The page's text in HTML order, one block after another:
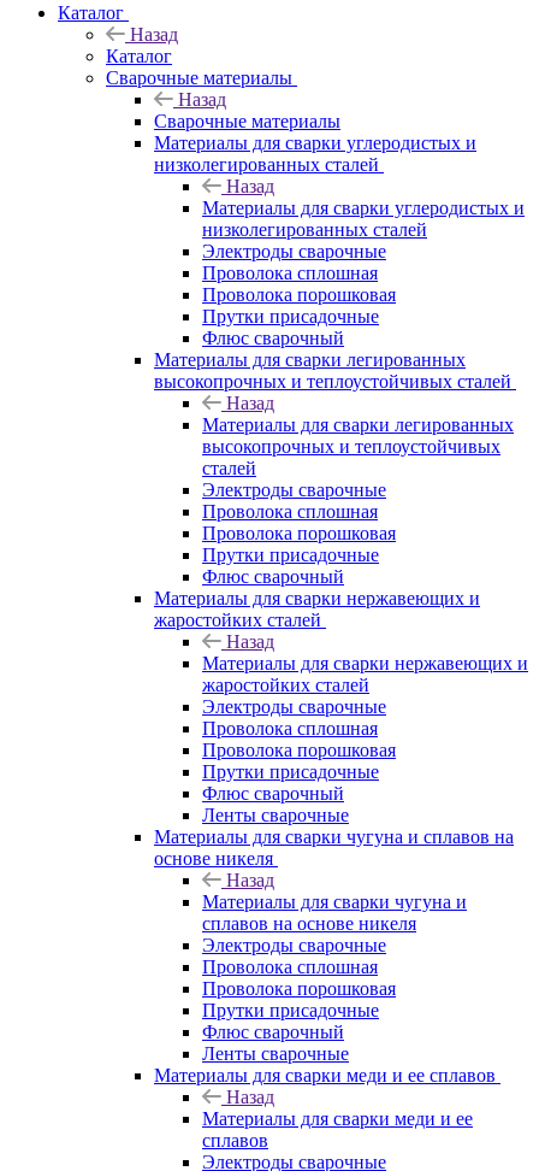
Каталог
Назад
Каталог
Сварочные материалы
Назад
Сварочные материалы
Материалы для сварки углеродистых и
низколегированных сталей
Назад
Материалы для сварки углеродистых и
низколегированных сталей
Электроды сварочные
Проволока сплошная
Проволока порошковая
Прутки присадочные
Флюс сварочный
Материалы для сварки легированных
высокопрочных и теплоустойчивых сталей
Назад
Материалы для сварки легированных
высокопрочных и теплоустойчивых
сталей
Электроды сварочные
Проволока сплошная
Проволока порошковая
Прутки присадочные
Флюс сварочный
Материалы для сварки нержавеющих и
жаростойких сталей
Назад
Материалы для сварки нержавеющих и
жаростойких сталей
Электроды сварочные
Проволока сплошная
Проволока порошковая
Прутки присадочные
Флюс сварочный
Ленты сварочные
Материалы для сварки чугуна и сплавов на
основе никеля
Назад
Материалы для сварки чугуна и
сплавов на основе никеля
Электроды сварочные
Проволока сплошная
Проволока порошковая
Прутки присадочные
Флюс сварочный
Ленты сварочные
Материалы для сварки меди и ее сплавов
Назад
Материалы для сварки меди и ее
сплавов
Электроды сварочные